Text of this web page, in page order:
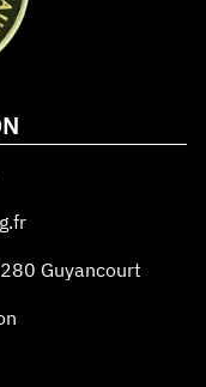
Guyancourt